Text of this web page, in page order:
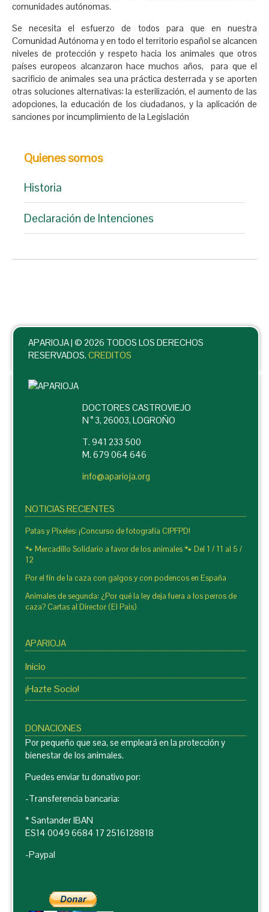
comunidades autónomas.
Se necesita el esfuerzo de todos para que en nuestra
Comunidad Autónoma y en todo el territorio español se alcancen
niveles de protección y respeto hacia los animales que otros
países europeos alcanzaron hace muchos años, para que el
sacrificio de animales sea una práctica desterrada y se aporten
otras soluciones alternativas: la esterilización, el aumento de las
adopciones, la educación de los ciudadanos, y la aplicación de
sanciones por incumplimiento de la Legislación
Quienes somos
Historia
Declaración de Intenciones
APARIOJA | © 2026 TODOS LOS DERECHOS
RESERVADOS. CREDITOS
DOCTORES CASTROVIEJO
N ° 3, 26003, LOGROÑO
T. 941 233 500
M. 679 064 646
info@aparioja.org
NOTICIAS RECIENTES
Patas y Píxeles: ¡Concurso de fotografía CIPFPD!
🐾 Mercadillo Solidario a favor de los animales 🐾 Del 1 / 11 al 5 /
12
Por el fín de la caza con galgos y con podencos en España
Animales de segunda: ¿Por qué la ley deja fuera a los perros de
caza? Cartas al Director (El Pais)
APARIOJA
Inicio
¡Hazte Socio!
DONACIONES
Por pequeño que sea, se empleará en la protección y
bienestar de los animales.
Puedes enviar tu donativo por:
-Transferencia bancaria:
* Santander IBAN
ES14 0049 6684 17 2516128818
-Paypal